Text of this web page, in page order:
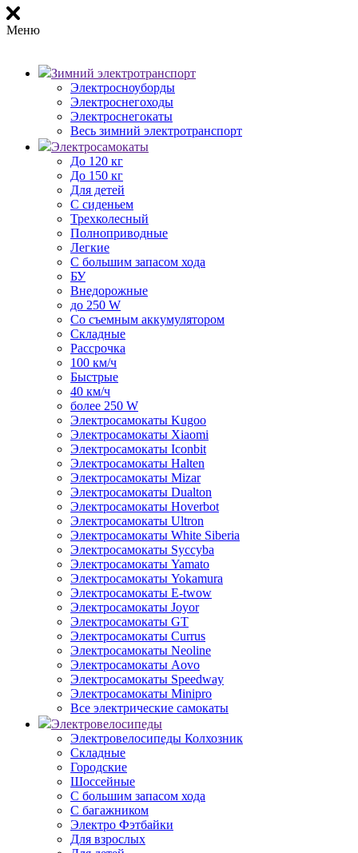
Меню
Зимний электротранспорт
Электросноуборды
Электроснегоходы
Электроснегокаты
Весь зимний электротранспорт
Электросамокаты
До 120 кг
До 150 кг
Для детей
С сиденьем
Трехколесный
Полноприводные
Легкие
С большим запасом хода
БУ
Внедорожные
до 250 W
Со съемным аккумулятором
Складные
Рассрочка
100 км/ч
Быстрые
40 км/ч
более 250 W
Электросамокаты Kugoo
Электросамокаты Xiaomi
Электросамокаты Iconbit
Электросамокаты Halten
Электросамокаты Mizar
Электросамокаты Dualton
Электросамокаты Hoverbot
Электросамокаты Ultron
Электросамокаты White Siberia
Электросамокаты Syccyba
Электросамокаты Yamato
Электросамокаты Yokamura
Электросамокаты E-twow
Электросамокаты Joyor
Электросамокаты GT
Электросамокаты Currus
Электросамокаты Neoline
Электросамокаты Aovo
Электросамокаты Speedway
Электросамокаты Minipro
Все электрические самокаты
Электровелосипеды
Электровелосипеды Колхозник
Складные
Городские
Шоссейные
С большим запасом хода
С багажником
Электро Фэтбайки
Для взрослых